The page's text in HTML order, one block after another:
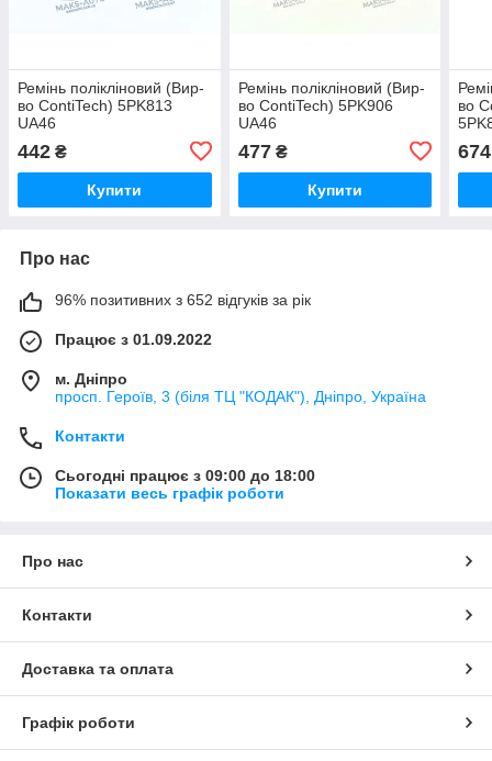
Ремінь полікліновий (Вир-
во ContiTech) 5PK813
UA46
442 ₴
Купити
Ремінь полікліновий (Вир-
во ContiTech) 5PK906
UA46
477₴
Купити
во
674
Про нас
96% позитивних з 652 відгуків за рік
Працює з 01.09.2022
м. Дніпро
просп. Героїв, 3 (біля ТЦ "КОДАК"), Дніпро, Україна
Контакти
Сьогодні працює з 09:00 до 18:00
Показати весь графік роботи
Про нас
Контакти
Доставка та оплата
Графік роботи